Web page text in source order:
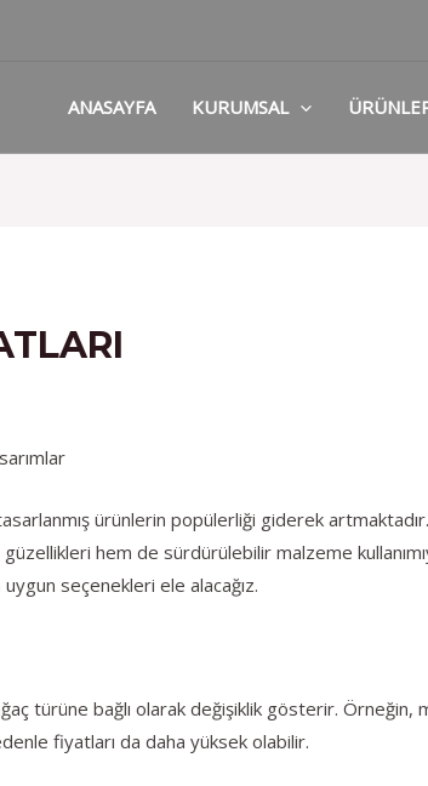
ANASAYFA KURUMSAL
ürünlerin popülerliği giderek
hem de sürdürülebilir malzeme
seçenekleri ele alacağız.
türüne bağlı olarak değişiklik gösterir.
fiyatları da daha yüksek olabilir.